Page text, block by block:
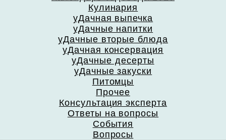
Кулинария
уДачная выпечка
уДачные напитки
уДачные вторые блюда
уДачная консервация
уДачные десерты
уДачные закуски
Питомцы
Прочее
Консультация эксперта
Ответы на вопросы
События
Вопросы